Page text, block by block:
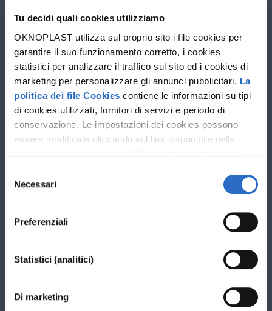
Tu decidi quali cookies utilizziamo
OKNOPLAST utilizza sul proprio sito i file cookies per
garantire il suo funzionamento corretto, i cookies
statistici per analizzare il traffico sul sito ed i cookies di
marketing per personalizzare gli annunci pubblicitari. La
politica dei file Cookies contiene le informazioni su tipi
di cookies utilizzati, fornitori di servizi e periodo di
conservazione. Le impostazioni dei cookies possono
essere modificate cliccando sul link disponibile nella
trattamento dei dati personali e sui diritti che ti spettano
delNecessari
Preferenziali
Statistici (analitici)
Di marketing
Progettista
I campi contrassegnati con * sono obbligatori.
Stai cercando nuovi infissi per: *